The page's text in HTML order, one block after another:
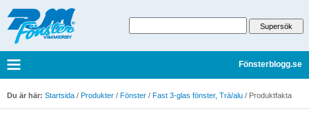
Fönsterblogg.se
Du är här: Startsida / Produkter / Fönster / Fast 3-glas fönster, Trä/alu / Produktfakta